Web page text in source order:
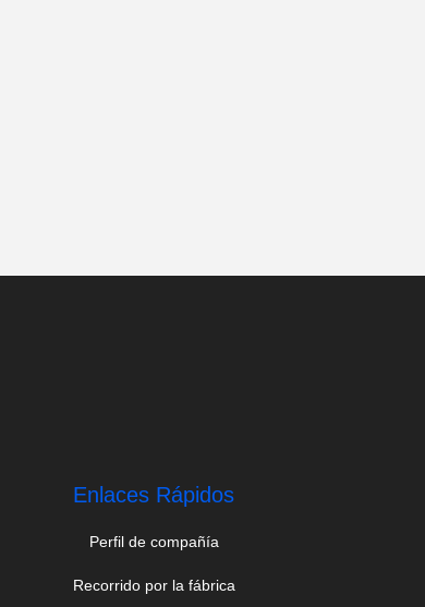
Enlaces Rápidos
Perfil de compañía
Recorrido por la fábrica